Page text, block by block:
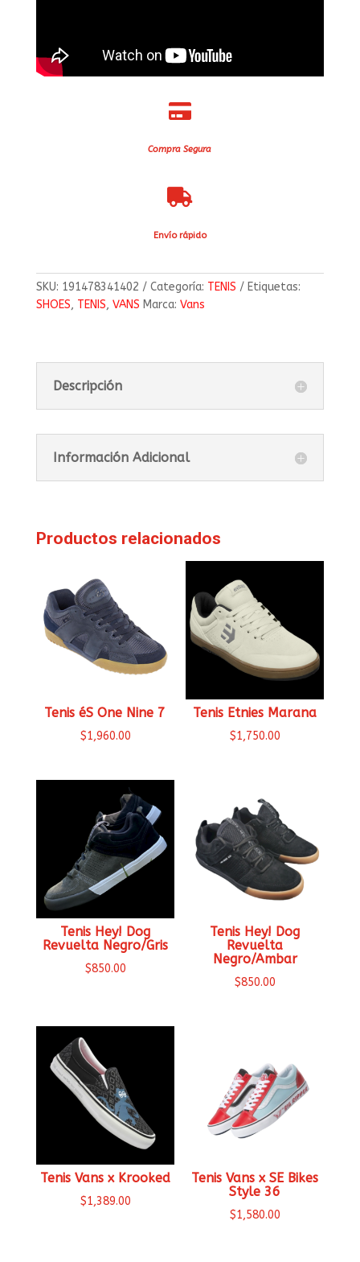

Compra Segura

Envío rápido
SKU: 191478341402 Categoría: TENIS
Etiquetas:
SHOES, TENIS, VANS Marca: Vans
Descripción
Información Adicional
Productos relacionados
Tenis éS One Nine 7
$1,960.00
Tenis Etnies Marana
$1,750.00
Tenis Hey! Dog
Revuelta Negro/Gris
$850.00
Tenis Hey! Dog
Revuelta
Negro/Ambar
$850.00
Tenis Vans x Krooked
$1,389.00
Tenis Vans x SE Bikes
Style 36
$1,580.00